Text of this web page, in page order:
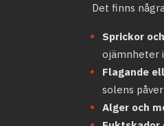
Det finns
Sprickor
ojämnheter
Flagande
solens
Alger och